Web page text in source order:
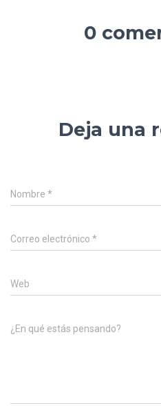
0
Deja una
Nombre *
Correo electrónico *
Web
¿En qué estás pensando?